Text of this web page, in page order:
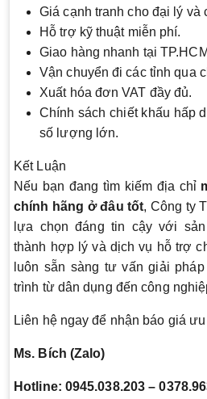
Giá cạnh tranh cho đại lý và
Hỗ trợ kỹ thuật miễn phí.
Giao hàng nhanh tại
Vận chuyển đi các tỉnh qua
Xuất hóa đơn VAT đầy đủ.
Chính sách chiết khấu hấp
số lượng lớn.
Kết Luận
Nếu bạn đang tìm kiếm địa chỉ
chính hãng ở đâu tốt, Công ty
lựa chọn đáng tin cậy với
thành hợp lý và dịch vụ hỗ trợ
luôn sẵn sàng tư vấn giải
trình từ dân dụng đến công
Liên hệ ngay để nhận báo giá
Ms. Bích (Zalo)
Hotline: 0945.038.203 –